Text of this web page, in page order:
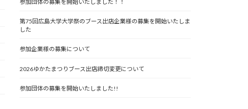
参加団体の募集を開始いたしました！！
第75回広島大学大学祭のブース出店企業様の募集を開始いたしま
した
参加企業様の募集について
2026ゆかたまつりブース出店締切変更について
参加団体の募集を開始いたしました!!